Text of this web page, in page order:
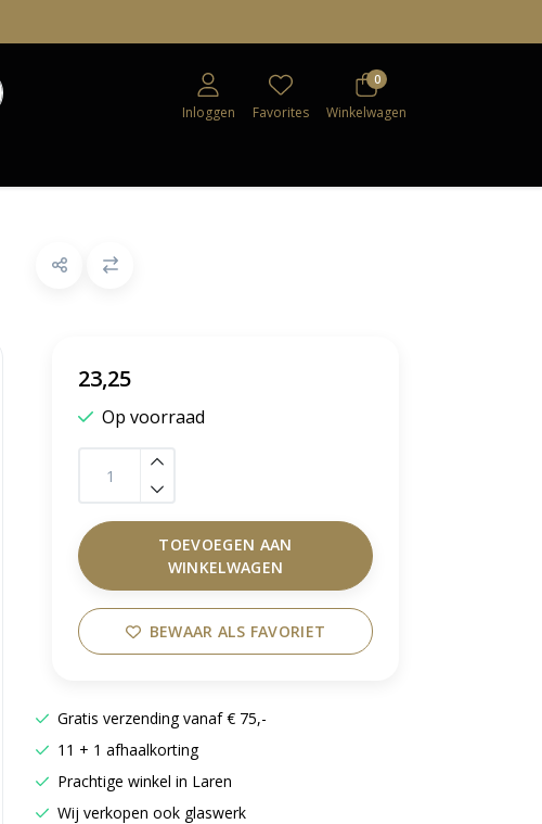
Inloggen Favorites
0
Winkelwagen
23,25
Op voorraad
TOEVOEGEN AAN
WINKELWAGEN
BEWAAR ALS FAVORIET
Gratis verzending vanaf € 75,-
11 + 1 afhaalkorting
Prachtige winkel in Laren
Wij verkopen ook glaswerk